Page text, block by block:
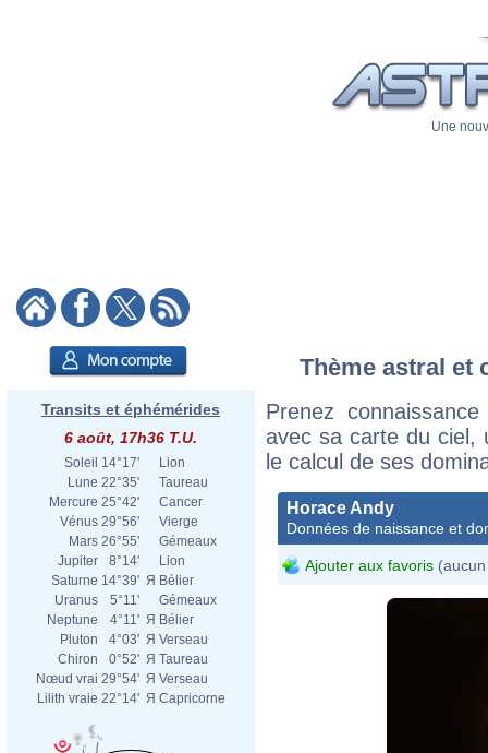
Une
Transits et éphémérides
6 août, 17h36 T.U.
Soleil 14°17'
Lion
Lune 22°35'
Taureau
Mercure 25°42'
Cancer
Vénus 29°56'
Vierge
Mars 26°55'
Gémeaux
Jupiter
8°14'
Lion
Saturne 14°39' Я Bélier
Uranus
5°11'
Gémeaux
Neptune
4°11' Я Bélier
Pluton
4°03' Я Verseau
Chiron
0°52' Я Taureau
Nœud vrai 29°54' Я Verseau
Lilith vraie 22°14' Я Capricorne
Thème astral et
Prenez
avec sa carte du ciel,
le calcul de ses
Horace Andy
Données de naissance et
Ajouter aux favoris